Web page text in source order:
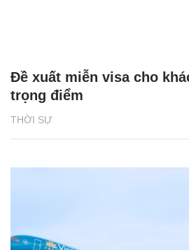
THỜI SỰ
Đề xuất miễn visa cho
trọng điểm